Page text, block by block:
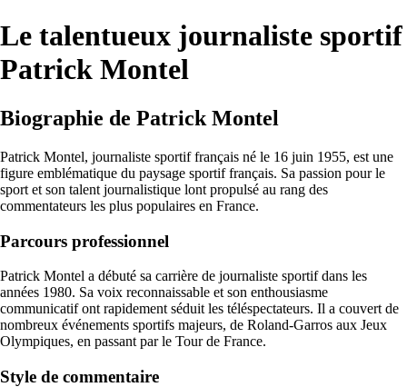
Le talentueux journaliste sportif
Patrick Montel
Biographie de Patrick Montel
Patrick Montel, journaliste sportif français né le 16 juin 1955, est une
figure emblématique du paysage sportif français. Sa passion pour le
sport et son talent journalistique lont propulsé au rang des
commentateurs les plus populaires en France.
Parcours professionnel
Patrick Montel a débuté sa carrière de journaliste sportif dans les
années 1980. Sa voix reconnaissable et son enthousiasme
communicatif ont rapidement séduit les téléspectateurs. Il a couvert de
nombreux événements sportifs majeurs, de Roland-Garros aux Jeux
Olympiques, en passant par le Tour de France.
Style de commentaire